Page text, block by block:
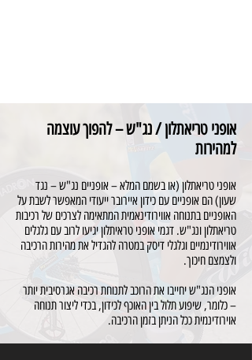
אופני טריאתלון / נג"ש – להפוך עוצמה
למהירות
אופני טריאתלון (או בשמם המלא – אופניים נג"ש – נגד
שעון) הם אופניים עם כידון איירובר ייעודי המאפשר לשבת על
האופניים בתנוחה אווירודינאמית המתאימה לצרכים של רכיבות
טריאתלון ונג"ש. דגמי אופני טראיתלון יגיעו לרוב עם גלגלים
אווירודינמיים וגלגלי דיסק במטרה להגדיל את מהירות הרכיבה
ולצמצם חיכוך.
אופני הנג"ש יחייבו את הרוכב לתנוחת רכיבה אגרסיבית יותר
– כלומר, שיפוע תלול בין האוכף לכידון, בכדי ליצור תנוחה
אוירודינמית ככל הניתן בזמן הרכיבה.